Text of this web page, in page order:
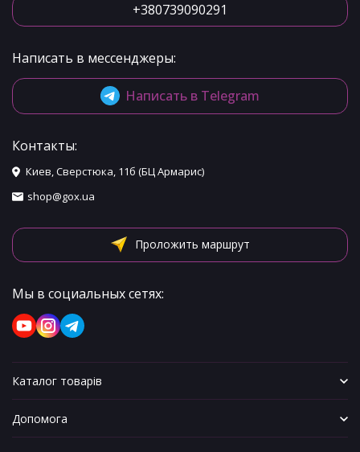
+380739090291
Написать в мессенджеры:
Написать в Telegram
Контакты:
Киев, Сверстюка, 11б (БЦ Армарис)
shop@gox.ua
Проложить маршрут
Мы в социальных сетях:
Каталог товарів
Допомога